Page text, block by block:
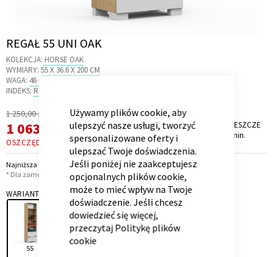
Używamy plików cookie, aby
ulepszyć nasze usługi, tworzyć
spersonalizowane oferty i
ulepszać Twoje doświadczenia.
Jeśli poniżej nie zaakceptujesz
opcjonalnych plików cookie,
może to mieć wpływ na Twoje
doświadczenie. Jeśli chcesz
dowiedzieć się więcej,
przeczytaj Politykę plików
cookie
Skip
the
beginning
of
images
gallery
REGAŁ 55 UNI OAK
KOLEKCJA: HORSE OAK
WYMIARY: 55 X 36.6 X 200 CM
WAGA: 46 KG
INDEKS: R1.21
Regularna
Cena
1 250,00 zł
Cena
promocyjna
1 063,00 zł*
OSZCZĘDZASZ 187,00 ZŁ
PROMOCJA TRWA JESZCZE
8 dni, 14 godz. i 24 min.
Najniższa cena z 30 dni przed obniżką: 1 063,00 zł
* Dla zamówień powyżej 6 999,00 zł
WARIANT
55
Kontenerek
Toaletka